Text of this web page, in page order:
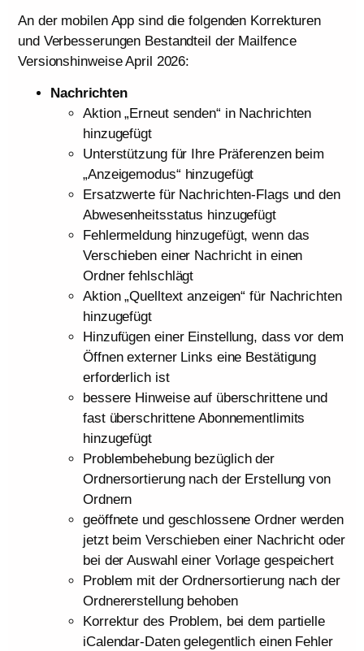
An der mobilen App sind die folgenden Korrekturen
und Verbesserungen Bestandteil der Mailfence
Versionshinweise April 2026:
Nachrichten
Aktion „Erneut senden“ in Nachrichten
hinzugefügt
Unterstützung für Ihre Präferenzen beim
„Anzeigemodus“ hinzugefügt
Ersatzwerte für Nachrichten-Flags und den
Abwesenheitsstatus hinzugefügt
Fehlermeldung hinzugefügt, wenn das
Verschieben einer Nachricht in einen
Ordner fehlschlägt
Aktion „Quelltext anzeigen“ für Nachrichten
hinzugefügt
Hinzufügen einer Einstellung, dass vor dem
Öffnen externer Links eine Bestätigung
erforderlich ist
bessere Hinweise auf überschrittene und
fast überschrittene Abonnementlimits
hinzugefügt
Problembehebung bezüglich der
Ordnersortierung nach der Erstellung von
Ordnern
geöffnete und geschlossene Ordner werden
jetzt beim Verschieben einer Nachricht oder
bei der Auswahl einer Vorlage gespeichert
Problem mit der Ordnersortierung nach der
Ordnererstellung behoben
Korrektur des Problem, bei dem partielle
iCalendar-Daten gelegentlich einen Fehler